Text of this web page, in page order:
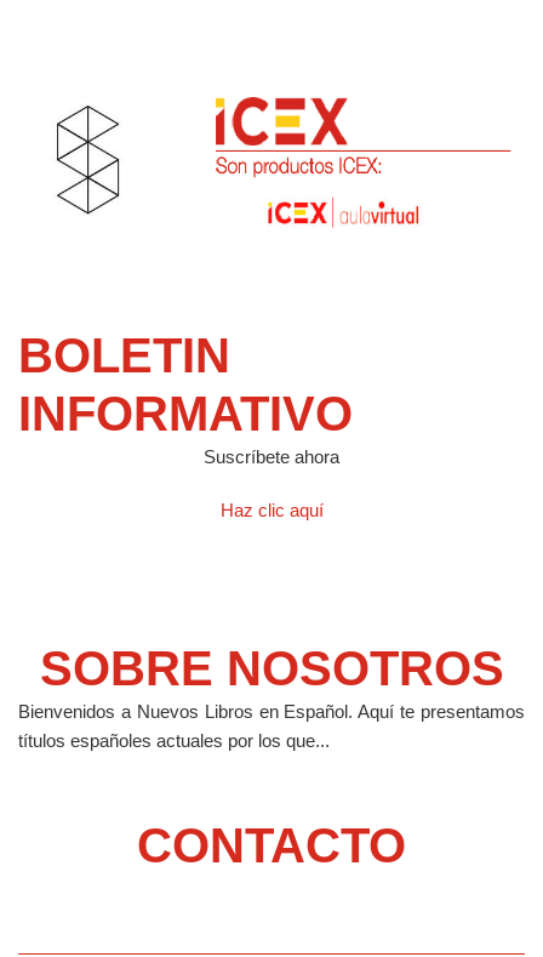
BOLETIN
INFORMATIVO
Suscríbete ahora
Haz clic aquí
SOBRE NOSOTROS
Bienvenidos a Nuevos Libros en Español.Aquí te presentamos
títulos españoles actuales por los que...
CONTACTO